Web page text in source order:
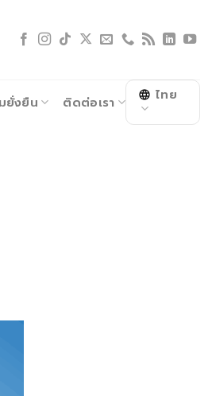
ยั่งยืน ติดต่อเรา ไทย